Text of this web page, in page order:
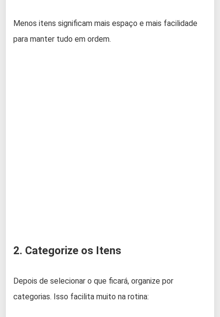
Menos itens significam mais espaço e mais facilidade
para manter tudo em ordem.
2. Categorize os Itens
Depois de selecionar o que ficará, organize por
categorias. Isso facilita muito na rotina: